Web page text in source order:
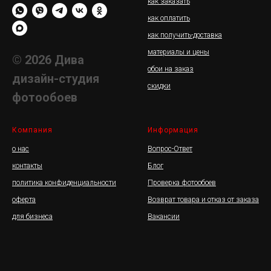
© 2026 Дива
дизайн-студия
фотообоев
как оплатить
как получить-доставка
материалы и цены
обои на заказ
скидки
Компания
о нас
контакты
политика конфиденциальности
оферта
для бизнеса
Информация
Вопрос-Ответ
Блог
Проверка фотообоев
Возврат товара и отказ от заказа
Вакансии